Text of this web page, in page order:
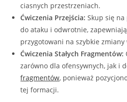
ciasnych przestrzeniach.
Ćwiczenia Przejścia: Skup się
do ataku i odwrotnie,
przygotowani na szybkie zmiany
Ćwiczenia Stałych Fragmentów:
zarówno dla ofensywnych, jak i
fragmentów, ponieważ
tej formacji.